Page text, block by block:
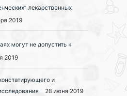
лекарственных
2019
могут не допустить к
2019
и
28 июня 2019